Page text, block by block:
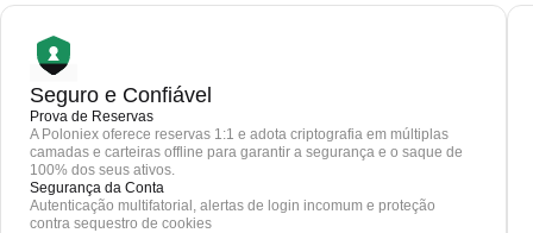
Seguro e Confiável
Prova de Reservas
A Poloniex oferece reservas 1:1 e adota criptografia em múltiplas
camadas e carteiras offline para garantir a segurança e o saque de
100% dos seus ativos.
Segurança da Conta
Autenticação multifatorial, alertas de login incomum e proteção
contra sequestro de cookies